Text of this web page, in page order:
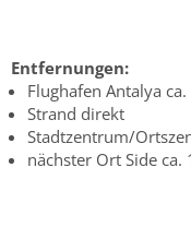
Entfernungen:
Flughafen Antalya
Strand direkt
Stadtzentrum/
nächster Ort Side ca.